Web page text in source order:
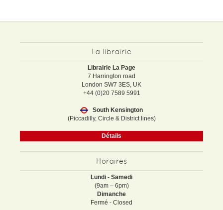
La librairie
Librairie La Page
7 Harrington road
London SW7 3ES, UK
+44 (0)20 7589 5991
South Kensington
(Piccadilly, Circle & District lines)
Détails
Horaires
Lundi - Samedi
(9am – 6pm)
Dimanche
Fermé - Closed